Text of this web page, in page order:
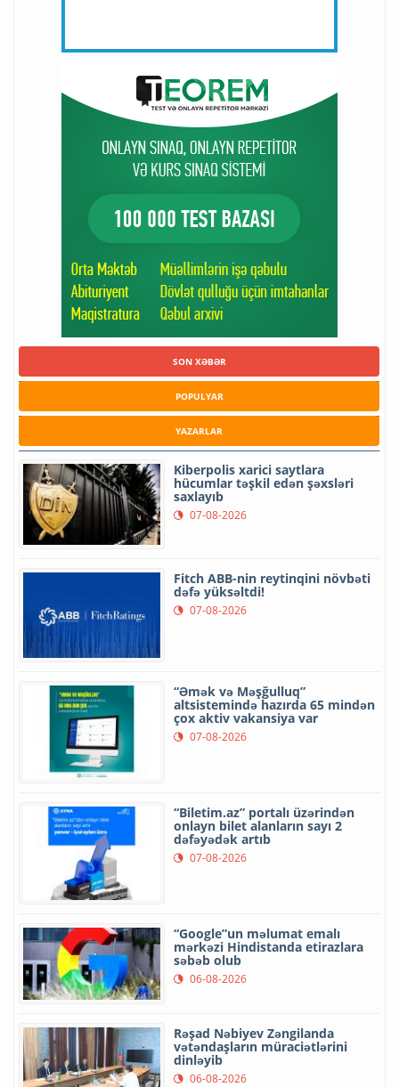
SON XƏBƏR
POPULYAR
YAZARLAR
Kiberpolis xarici saytlara
hücumlar təşkil edən şəxsləri
saxlayıb
07-08-2026
Fitch ABB-nin reytinqini növbəti
dəfə yüksəltdi!
07-08-2026
“Əmək və Məşğulluq”
altsistemində hazırda 65 mindən
çox aktiv vakansiya var
07-08-2026
“Biletim.az” portalı üzərindən
onlayn bilet alanların sayı 2
dəfəyədək artıb
07-08-2026
“Google”un məlumat emalı
mərkəzi Hindistanda etirazlara
səbəb olub
06-08-2026
Rəşad Nəbiyev Zəngilanda
vətəndaşların müraciətlərini
dinləyib
06-08-2026